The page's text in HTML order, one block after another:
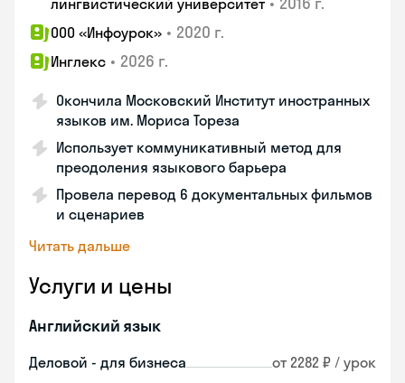
лингвистический университет
ООО «Инфоурок» • 2020 г.
Инглекс • 2026 г.
Окончила Московский Институт иностранных
языков им. Мориса Тореза
Использует коммуникативный метод для
преодоления языкового барьера
Провела перевод 6 документальных фильмов
и сценариев
Читать дальше
Услуги и цены
Английский язык
Деловой - для бизнеса от 2282 ₽ / урок